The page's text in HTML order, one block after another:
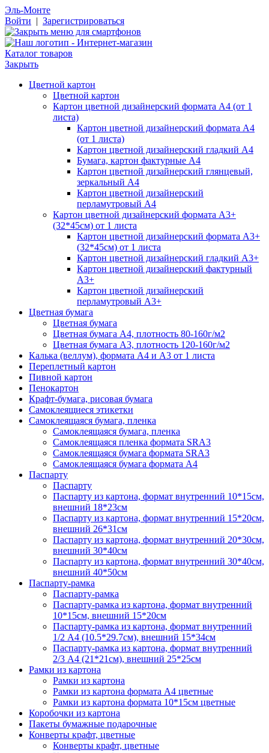
Эль-Монте
Войти | Зарегистрироваться
Каталог товаров
Закрыть
Цветной картон
Цветной картон
Картон цветной дизайнерский формата А4 (от 1
листа)
Картон цветной дизайнерский формата А4
(от 1 листа)
Картон цветной дизайнерский гладкий А4
Бумага, картон фактурные А4
Картон цветной дизайнерский глянцевый,
зеркальный А4
Картон цветной дизайнерский
перламутровый А4
Картон цветной дизайнерский формата А3+
(32*45см) от 1 листа
Картон цветной дизайнерский формата А3+
(32*45см) от 1 листа
Картон цветной дизайнерский гладкий А3+
Картон цветной дизайнерский фактурный
А3+
Картон цветной дизайнерский
перламутровый А3+
Цветная бумага
Цветная бумага
Цветная бумага А4, плотность 80-160г/м2
Цветная бумага А3, плотность 120-160г/м2
Калька (веллум), формата А4 и А3 от 1 листа
Переплетный картон
Пивной картон
Пенокартон
Крафт-бумага, рисовая бумага
Самоклеящиеся этикетки
Самоклеящаяся бумага, пленка
Самоклеящаяся бумага, пленка
Самоклеящаяся пленка формата SRА3
Самоклеящаяся бумага формата SRА3
Самоклеящаяся бумага формата А4
Паспарту
Паспарту
Паспарту из картона, формат внутренний 10*15см,
внешний 18*23см
Паспарту из картона, формат внутренний 15*20см,
внешний 26*31см
Паспарту из картона, формат внутренний 20*30см,
внешний 30*40см
Паспарту из картона, формат внутренний 30*40см,
внешний 40*50см
Паспарту-рамка
Паспарту-рамка
Паспарту-рамка из картона, формат внутренний
10*15см, внешний 15*20см
Паспарту-рамка из картона, формат внутренний
1/2 А4 (10.5*29.7см), внешний 15*34см
Паспарту-рамка из картона, формат внутренний
2/3 А4 (21*21см), внешний 25*25см
Рамки из картона
Рамки из картона
Рамки из картона формата А4 цветные
Рамки из картона формата 10*15см цветные
Коробочки из картона
Пакеты бумажные подарочные
Конверты крафт, цветные
Конверты крафт, цветные